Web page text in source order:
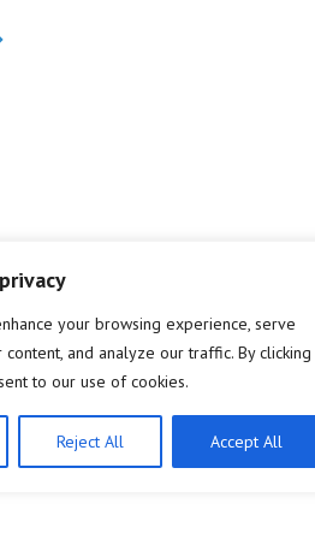
your browsing experience, serve
and analyze our traffic. By clicking
to our use of cookies.
Reject All Accept All
© Copyright 2026 Alle rechten